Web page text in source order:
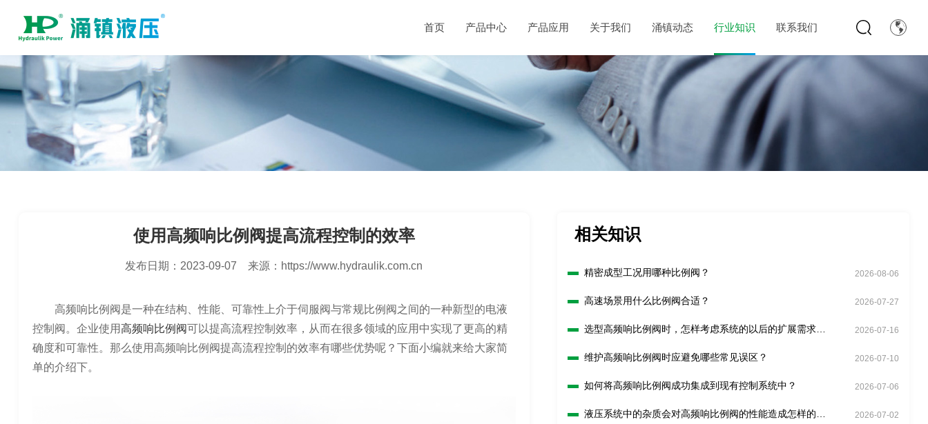
首页 产品中心 产品应用 关于我们 涌镇动态 行业知识 联系我们
使用高频响比例阀提高流程控制的效率
发布日期： 2023-09-07 来源： https://www.hydraulik.com.cn
高频响比例阀是一种在结构、性能、可靠性上介于伺服阀与常规比例阀之间的一种新型的电液
控制阀。企业使用高频响比例阀可以提高流程控制效率，从而在很多领域的应用中实现了更高的精
确度和可靠性。那么使用高频响比例阀提高流程控制的效率有哪些优势呢？下面小编就来给大家简
单的介绍下。
相关知识
精密成型工况用哪种比例阀？ 2026-08-06
高速场景用什么比例阀合适？ 2026-07-27
选型高频响比例阀时，怎样考虑系统的以后的扩展需求
2026-07-16
维护高频响比例阀时应避免哪些常见误区？ 2026-07-10
如何将高频响比例阀成功集成到现有控制系统中？ 2026-07-06
液压系统中的杂质会对高频响比例阀的性能造成怎样的影
2026-07-02